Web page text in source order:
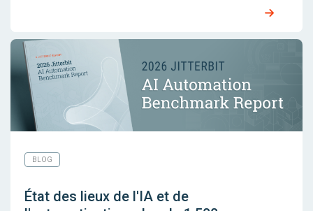
BLOG
État des lieux de l'IA et de